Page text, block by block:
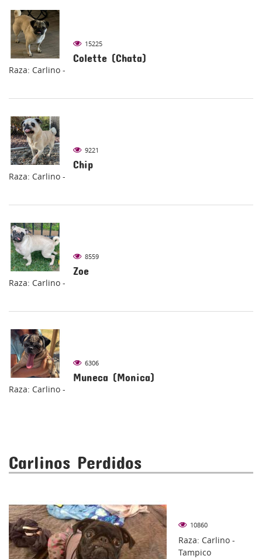
15225
Colette (Chata)
Raza: Carlino -
9221
Chip
Raza: Carlino -
8559
Zoe
Raza: Carlino -
6306
Muneca (Monica)
Raza: Carlino -
Carlinos Perdidos
10860
Raza: Carlino -
Tampico